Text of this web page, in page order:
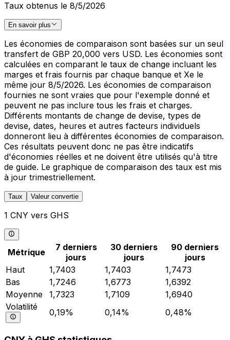
Taux obtenus le 8/5/2026
En savoir plus
Les économies de comparaison sont basées sur un seul
transfert de GBP 20,000 vers USD. Les économies sont
calculées en comparant le taux de change incluant les
marges et frais fournis par chaque banque et Xe le
même jour 8/5/2026. Les économies de comparaison
fournies ne sont vraies que pour l'exemple donné et
peuvent ne pas inclure tous les frais et charges.
Différents montants de change de devise, types de
devise, dates, heures et autres facteurs individuels
donneront lieu à différentes économies de comparaison.
Ces résultats peuvent donc ne pas être indicatifs
d'économies réelles et ne doivent être utilisés qu'à titre
de guide. Le graphique de comparaison des taux est mis
à jour trimestriellement.
Taux Valeur convertie
1 CNY vers GHS
Métrique
7 derniers
jours
30 derniers
jours
90 derniers
jours
Haut
1,7403 1,7403
1,7473
Bas
1,7246 1,6773
1,6392
Moyenne
1,7323 1,7109
1,6940
Volatilité
0,19% 0,14% 0,48%